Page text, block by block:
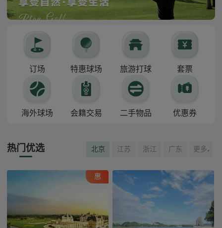
订场 特惠球场 旅游打球 套票
海外球场 会籍交易 二手物品 优惠券
热门优选 北京 江苏 浙江 广东 更多
惠